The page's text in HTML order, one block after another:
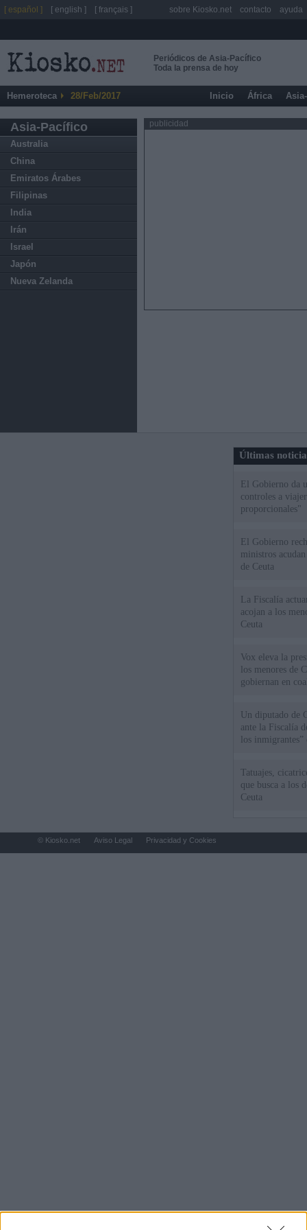
Periódicos de Asia-Pacífico
Toda la prensa de hoy
Hemeroteca 28/Feb/2017 Inicio África
Asia-Pacífico
Australia
China
Emiratos Árabes
Filipinas
India
Irán
Israel
Japón
Nueva Zelanda
publicidad
Últimas
El Gobierno da
controles a
proporcionales"
El Gobierno
ministros
de Ceuta
La Fiscalía
acojan a los
Ceuta
Vox eleva la
los menores de
gobiernan en
Un diputado de
ante la Fiscalía
los inmigrantes”
Tatuajes,
que busca a los
Ceuta
[ español ] [ english ] [ français ] sobre Kiosko.net contacto ayuda
© Kiosko.net Aviso Legal Privacidad y Cookies